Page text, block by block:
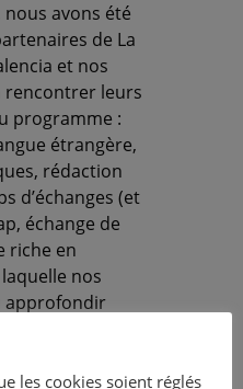
nous avons été
de La
et nos
rencontrer leurs
programme :
étrangère,
rédaction
d’échanges (et
échange de
riche en
nos
approfondir
tout en
et leur
les cookies soient réglés